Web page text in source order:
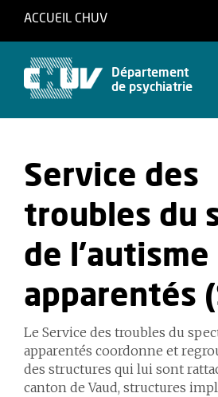
ACCUEIL CHUV
Département
de psychiatrie
Service des
troubles du
de
apparentés
Le Service des troubles du
apparentés coordonne et
des structures qui lui sont
canton de Vaud, structures